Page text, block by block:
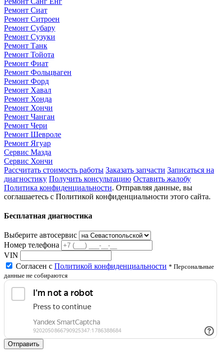
Ремонт Сиат
Ремонт Ситроен
Ремонт Субару
Ремонт Сузуки
Ремонт Танк
Ремонт Тойота
Ремонт Фиат
Ремонт Фольцваген
Ремонт Форд
Ремонт Хавал
Ремонт Хонда
Ремонт Хончи
Ремонт Чанган
Ремонт Чери
Ремонт Шевроле
Ремонт Ягуар
Сервис Мазда
Сервис Хончи
Рассчитать стоимость работы Заказать запчасти Записаться на
диагностику Получить консультацию Оставить жалобу
Политика конфиденциальности. Отправляя данные, вы
соглашаетесь с Политикой конфиденциальности этого сайта.
Бесплатная диагностика
Выберите автосервис
Номер телефона
VIN
Согласен с Политикой конфиденциальности * Персональные
данные не собираются
Отправить